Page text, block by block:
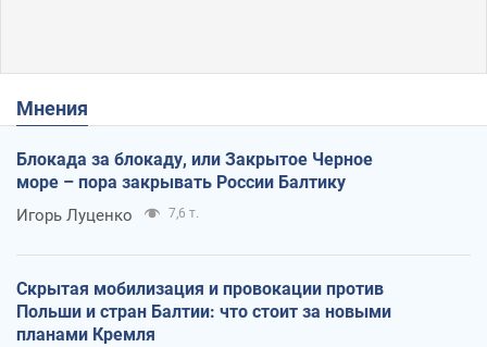
Мнения
Блокада за блокаду, или Закрытое Черное
море – пора закрывать России Балтику
Игорь Луценко 7,6 т.
Скрытая мобилизация и провокации против
Польши и стран Балтии: что стоит за новыми
планами Кремля